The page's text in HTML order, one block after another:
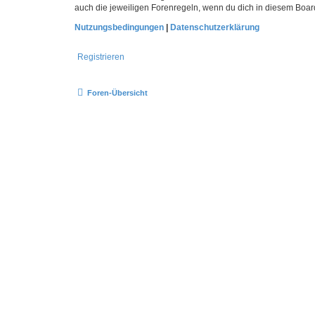
auch die jeweiligen Forenregeln, wenn du dich in diesem
Nutzungsbedingungen
Datenschutzerklärung
Registrieren
Foren-Übersicht